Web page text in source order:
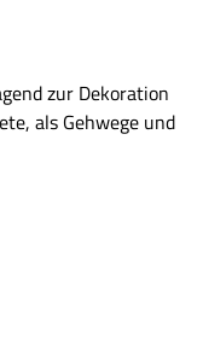
zur Dekoration
als Gehwege und